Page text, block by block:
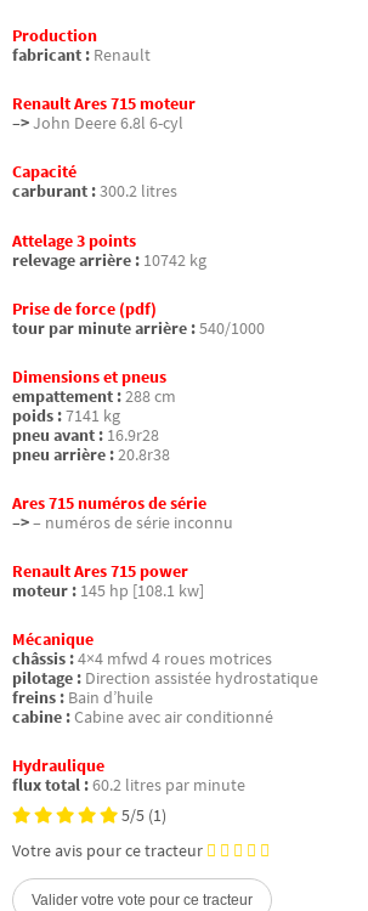
Production
fabricant : Renault
Renault Ares 715 moteur
–>John Deere 6.8l 6-cyl
Capacité
carburant :300.2 litres
Attelage 3 points
relevage arrière : 10742 kg
Prise de force (pdf)
tour par minute arrière :540/1000
Dimensions et pneus
empattement :288 cm
poids :7141 kg
pneu avant : 16.9r28
pneu arrière :20.8r38
Ares 715 numéros de série
–>– numéros de série inconnu
Renault Ares 715 power
moteur : 145 hp [108.1 kw]
Mécanique
châssis :4×4 mfwd 4 roues motrices
pilotage : Direction assistée hydrostatique
freins : Bain d’huile
cabine :Cabine avec air conditionné
Hydraulique
flux total :60.2 litres par minute
5/5 (1)
Votre avis pour ce tracteur